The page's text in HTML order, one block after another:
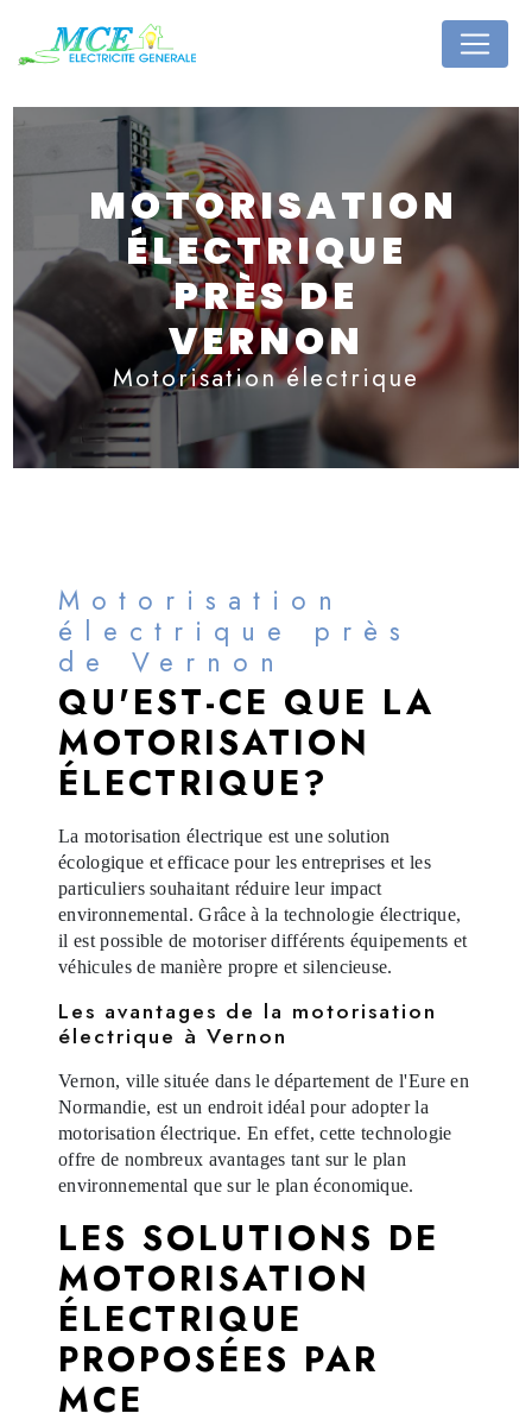
MOTORISATION
ÉLECTRIQUE
PRÈS DE
VERNON
Motorisation électrique
Motorisation
électrique près
de Vernon
QU'EST-CE QUE LA
MOTORISATION
ÉLECTRIQUE?
La motorisation électrique est une solution
écologique et efficace pour les entreprises et les
particuliers souhaitant réduire leur impact
environnemental. Grâce à la technologie électrique,
il est possible de motoriser différents équipements et
véhicules de manière propre et silencieuse.
Les avantages de la motorisation
électrique à Vernon
Vernon, ville située dans le département de l'Eure en
Normandie, est un endroit idéal pour adopter la
motorisation électrique. En effet, cette technologie
offre de nombreux avantages tant sur le plan
environnemental que sur le plan économique.
LES SOLUTIONS DE
MOTORISATION
ÉLECTRIQUE
PROPOSÉES PAR
MCE